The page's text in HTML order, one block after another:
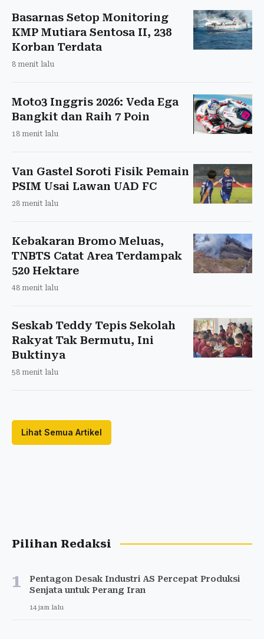
Basarnas Setop Monitoring
KMP Mutiara Sentosa II, 238
Korban Terdata
8 menit lalu
Moto3 Inggris 2026: Veda Ega
Bangkit dan Raih 7 Poin
18 menit lalu
Van Gastel Soroti Fisik Pemain
PSIM Usai Lawan UAD FC
28 menit lalu
Kebakaran Bromo Meluas,
TNBTS Catat Area Terdampak
520 Hektare
48 menit lalu
Seskab Teddy Tepis Sekolah
Rakyat Tak Bermutu, Ini
Buktinya
58 menit lalu
Lihat Semua Artikel
Pilihan Redaksi
1
Pentagon Desak Industri AS Percepat Produksi
Senjata untuk Perang Iran
14 jam lalu